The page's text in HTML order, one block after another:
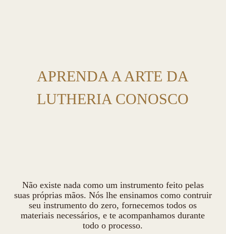
APRENDA A ARTE DA
LUTHERIA CONOSCO
Não existe nada como um instrumento feito pelas
suas próprias mãos. Nós lhe ensinamos como contruir
seu instrumento do zero, fornecemos todos os
materiais necessários, e te acompanhamos durante
todo o processo.